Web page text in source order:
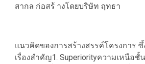
สากล ก่อสร้ างโดยบริษัท ฤทธา
แนวคิดของการสร้างสรรค์โครงการ ซึ้
เรื่องสําคัญ1. Superiorityความเหนือชั้